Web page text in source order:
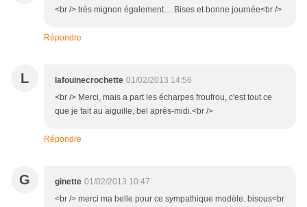
<br /> très mignon également.... Bises et bonne journée<br />
Répondre
L lafouinecrochette 01/02/2013 14:56
<br /> Merci, mais a part les écharpes froufrou, c'est tout ce
que je fait au aiguille, bel après-midi.<br />
Répondre
G ginette 01/02/2013 10:47
<br /> merci ma belle pour ce sympathique modèle. bisous<br